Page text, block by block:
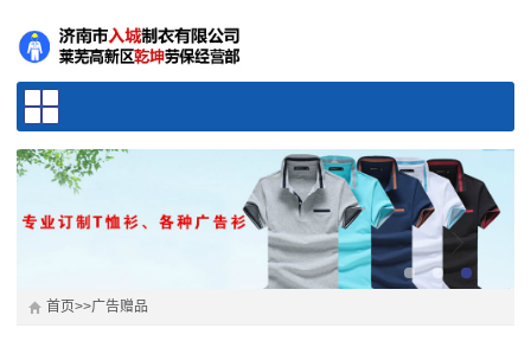
首页>>广告赠品